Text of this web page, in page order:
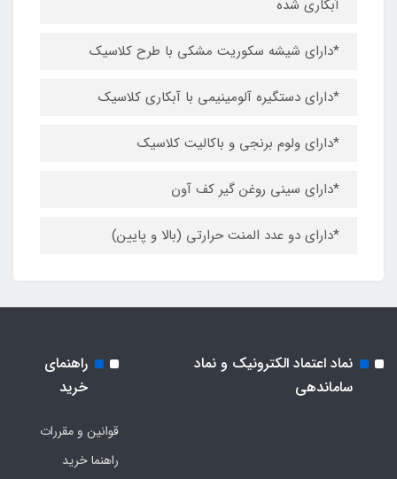
آبکاری شده
*دارای شیشه سکوریت مشکی با طرح کلاسیک
*دارای دستگیره آلومینیمی با آبکاری کلاسیک
*دارای ولوم برنجی و باکالیت کلاسیک
*دارای سینی روغن گیر کف آون
*دارای دو عدد المنت حرارتی (بالا و پایین)
نماد اعتماد الکترونیک و نماد
ساماندهی
راهنمای
خرید
قوانین و مقررات
راهنما خرید